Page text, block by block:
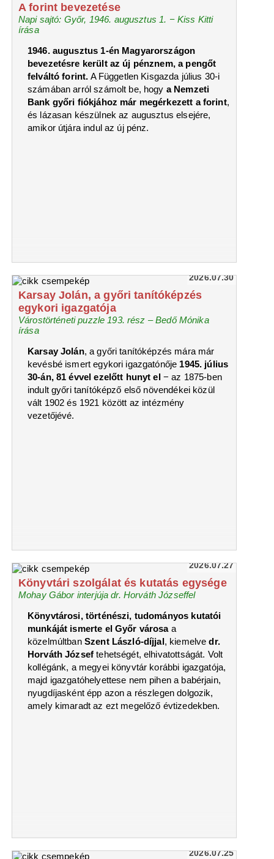
A forint bevezetése
Napi sajtó: Győr, 1946. augusztus 1. − Kiss Kitti
írása
1946. augusztus 1-én Magyarországon
bevezetésre került az új pénznem, a pengőt
felváltó forint. A Független Kisgazda július 30-i
számában arról számolt be, hogy a Nemzeti
Bank győri fiókjához már megérkezett a forint,
és lázasan készülnek az augusztus elsejére,
amikor útjára indul az új pénz.
2026.07.30
Karsay Jolán, a győri tanítóképzés
egykori igazgatója
Várostörténeti puzzle 193. rész – Bedő Mónika
írása
Karsay Jolán, a győri tanítóképzés mára már
kevésbé ismert egykori igazgatónője 1945. július
30-án, 81 évvel ezelőtt hunyt el − az 1875-ben
indult győri tanítóképző első növendékei közül
vált 1902 és 1921 között az intézmény
vezetőjévé.
2026.07.27
Könyvtári szolgálat és kutatás egysége
Mohay Gábor interjúja dr. Horváth Józseffel
Könyvtárosi, történészi, tudományos kutatói
munkáját ismerte el Győr városaa
közelmúltban Szent László-díjjal, kiemelvedr.
Horváth József tehetségét, elhivatottságát. Volt
kollégánk, a megyei könyvtár korábbi igazgatója,
majd igazgatóhelyettese nem pihen a babérjain,
nyugdíjasként épp azon a részlegen dolgozik,
amely kimaradt az ezt megelőző évtizedekben.
2026.07.25